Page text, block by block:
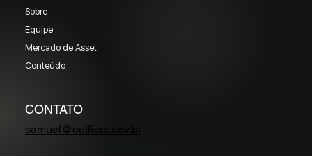
Sobre
Equipe
Mercado de Asset
Conteúdo
samuel@outliers.adv.br
CONTATO